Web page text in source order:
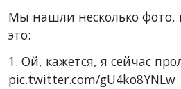
Мы нашли несколько
это:
1. Ой, кажется, я сейчас
pic.twitter.com/gU4ko8YNLw